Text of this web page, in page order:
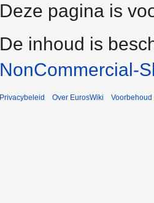
Deze pagina is
De inhoud is
NonCommercial-
Privacybeleid Over EurosWiki Voorbehoud